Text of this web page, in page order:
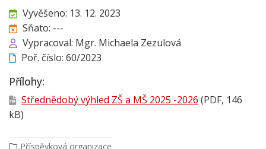
Vyvěšeno: 13. 12. 2023
Sňato: ---
Vypracoval: Mgr. Michaela Zezulová
Poř. číslo: 60/2023
Přílohy:
Střednědobý výhled ZŠ a MŠ 2025 -2026 (PDF, 146
kB)
Příspěvková organizace